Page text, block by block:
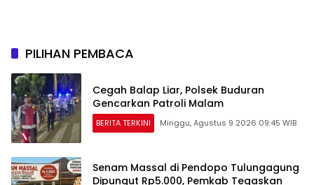
PILIHAN PEMBACA
Cegah Balap Liar, Polsek Buduran
Gencarkan Patroli Malam
BERITA TERKINI Minggu, Agustus 9 2026 09:45 WIB
Senam Massal di Pendopo Tulungagung
Dipungut Rp5.000, Pemkab Tegaskan